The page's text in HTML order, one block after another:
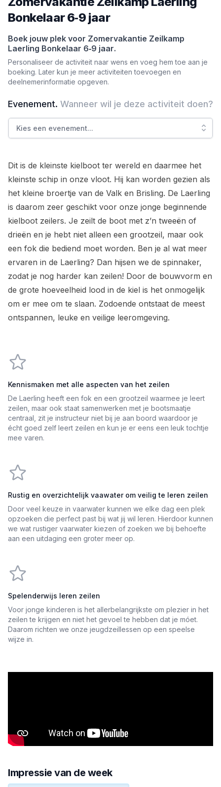
Bonkelaar 6‑9 jaar
Boek jouw plek voor Zomervakantie Zeilkamp
Laerling Bonkelaar 6‑9 jaar.
Personaliseer de activiteit naar wens en voeg hem toe aan je
boeking. Later kun je meer activiteiten toevoegen en
deelnemerinformatie opgeven.
Evenement. Wanneer wil je deze activiteit doen?
Kies een evenement...
Dit is de kleinste kielboot ter wereld en daarmee het
kleinste schip in onze vloot. Hij kan worden gezien als
het kleine broertje van de Valk en Brisling. De Laerling
is daarom zeer geschikt voor onze jonge beginnende
kielboot zeilers. Je zeilt de boot met z’n tweeën of
drieën en je hebt niet alleen een grootzeil, maar ook
een fok die bediend moet worden. Ben je al wat meer
ervaren in de Laerling? Dan hijsen we de spinnaker,
zodat je nog harder kan zeilen! Door de bouwvorm en
de grote hoeveelheid lood in de kiel is het onmogelijk
om er mee om te slaan. Zodoende ontstaat de meest
ontspannen, leuke en veilige leeromgeving.
Kennismaken met alle aspecten van het zeilen
De Laerling heeft een fok en een grootzeil waarmee je leert
zeilen, maar ook staat samenwerken met je bootsmaatje
centraal, zit je instructeur niet bij je aan boord waardoor je
écht goed zelf leert zeilen en kun je er eens een leuk tochtje
mee varen.
Rustig en overzichtelijk vaawater om veilig te leren zeilen
Door veel keuze in vaarwater kunnen we elke dag een plek
opzoeken die perfect past bij wat jij wil leren. Hierdoor kunnen
we wat rustiger vaarwater kiezen of zoeken we bij behoefte
aan een uitdaging een groter meer op.
Spelenderwijs leren zeilen
Voor jonge kinderen is het allerbelangrijkste om plezier in het
zeilen te krijgen en niet het gevoel te hebben dat je móet.
Daarom richten we onze jeugdzeillessen op een speelse
wijze in.
Impressie van de week